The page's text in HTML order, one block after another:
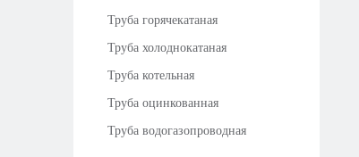
Труба горячекатаная
Труба холоднокатаная
Труба котельная
Труба оцинкованная
Труба водогазопроводная